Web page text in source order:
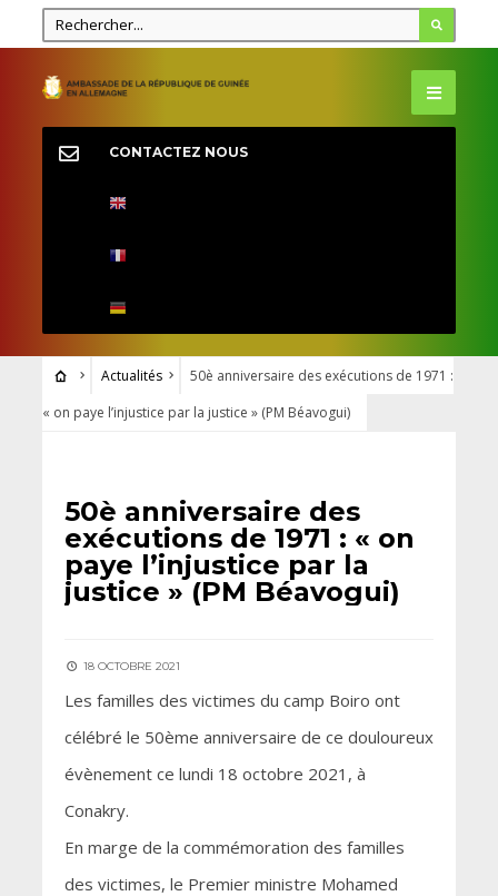
CONTACTEZ NOUS
Actualités
50è anniversaire des exécutions de 1971 :
« on paye l’injustice par la justice » (PM Béavogui)
50è anniversaire des
exécutions de 1971 : « on
paye l’injustice par la
justice » (PM Béavogui)
18 OCTOBRE 2021
Les familles des victimes du camp Boiro ont
célébré le 50ème anniversaire de ce douloureux
évènement ce lundi 18 octobre 2021, à
Conakry.
En marge de la commémoration des familles
des victimes, le Premier ministre Mohamed